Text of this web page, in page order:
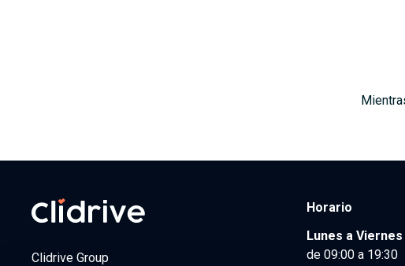
Clidrive Group
Horario
Lunes a Viernes
de 09:00 a 19:30